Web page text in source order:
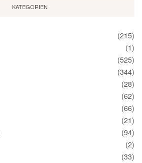
KATEGORIEN
(215)
(1)
(525)
(344)
(28)
(62)
(66)
(21)
(94)
(2)
(33)